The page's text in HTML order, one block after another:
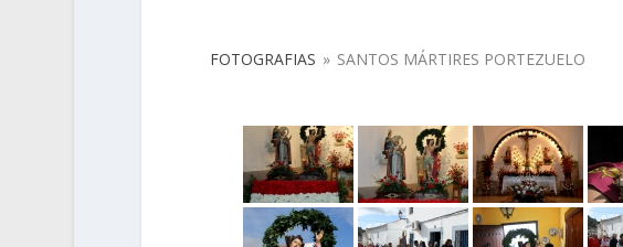
FOTOGRAFIAS » SANTOS MÁRTIRES PORTEZUELO